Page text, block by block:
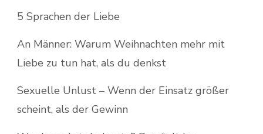
5 Sprachen der Liebe
An Männer: Warum Weihnachten mehr mit
Liebe zu tun hat, als du denkst
Sexuelle Unlust – Wenn der Einsatz größer
scheint, als der Gewinn